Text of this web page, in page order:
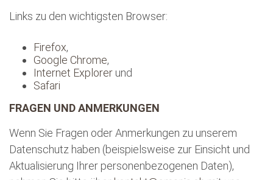
Links zu den wichtigsten Browser:
Firefox,
Google Chrome,
Internet Explorer und
Safari
FRAGEN UND ANMERKUNGEN
Wenn Sie Fragen oder Anmerkungen zu unserem
Datenschutz haben (beispielsweise zur Einsicht und
Aktualisierung Ihrer personenbezogenen Daten),